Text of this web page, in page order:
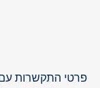
פרטי התקשרות